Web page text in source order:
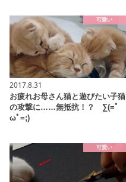
可愛い
2017.8.31
お疲れお母さん猫と遊びたい子猫
の攻撃に……無抵抗！？ ∑(=ﾟ
ωﾟ=;)
可愛い